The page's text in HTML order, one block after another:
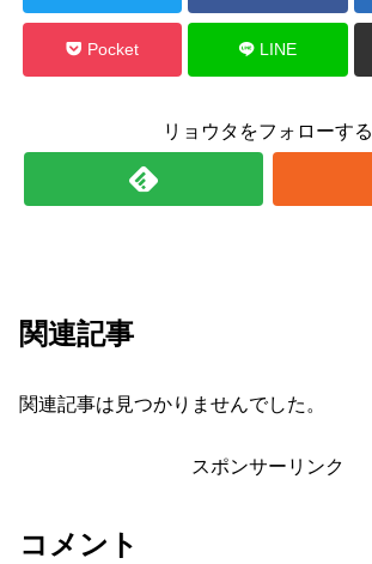
Pocket LINE
リョウタをフォローする
関連記事
関連記事は見つかりませんでした。
スポンサーリンク
コメント